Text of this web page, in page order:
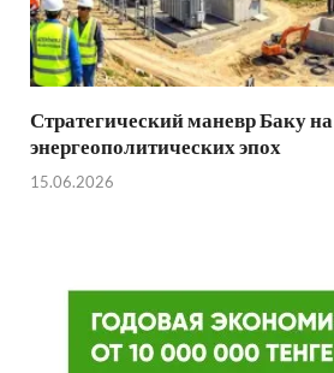
Стратегический маневр Баку
энергеополитических эпох
15.06.2026